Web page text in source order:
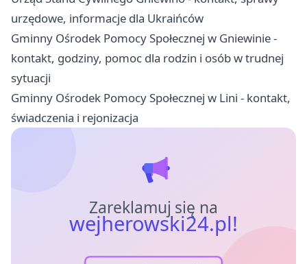
urzędowe, informacje dla Ukraińców
Gminny Ośrodek Pomocy Społecznej w Gniewinie -
kontakt, godziny, pomoc dla rodzin i osób w trudnej
sytuacji
Gminny Ośrodek Pomocy Społecznej w Lini - kontakt,
świadczenia i rejonizacja
Zareklamuj się na
wejherowski24.pl!